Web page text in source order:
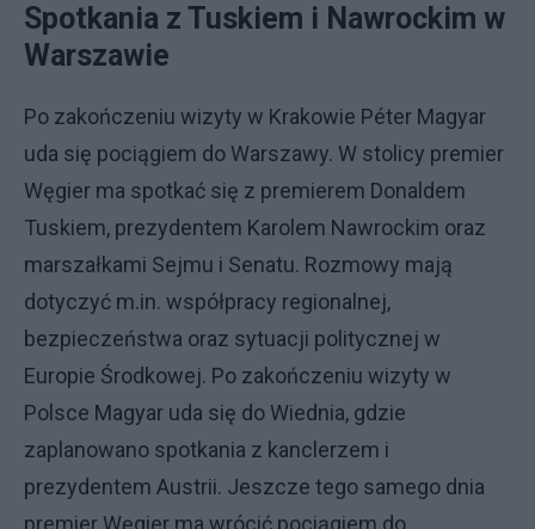
Spotkania z Tuskiem i Nawrockim w
Warszawie
Po zakończeniu wizyty w Krakowie Péter Magyar
uda się pociągiem do Warszawy. W stolicy premier
Węgier ma spotkać się z premierem Donaldem
Tuskiem, prezydentem Karolem Nawrockim oraz
marszałkami Sejmu i Senatu. Rozmowy mają
dotyczyć m.in. współpracy regionalnej,
bezpieczeństwa oraz sytuacji politycznej w
Europie Środkowej. Po zakończeniu wizyty w
Polsce Magyar uda się do Wiednia, gdzie
zaplanowano spotkania z kanclerzem i
prezydentem Austrii. Jeszcze tego samego dnia
premier Węgier ma wrócić pociągiem do